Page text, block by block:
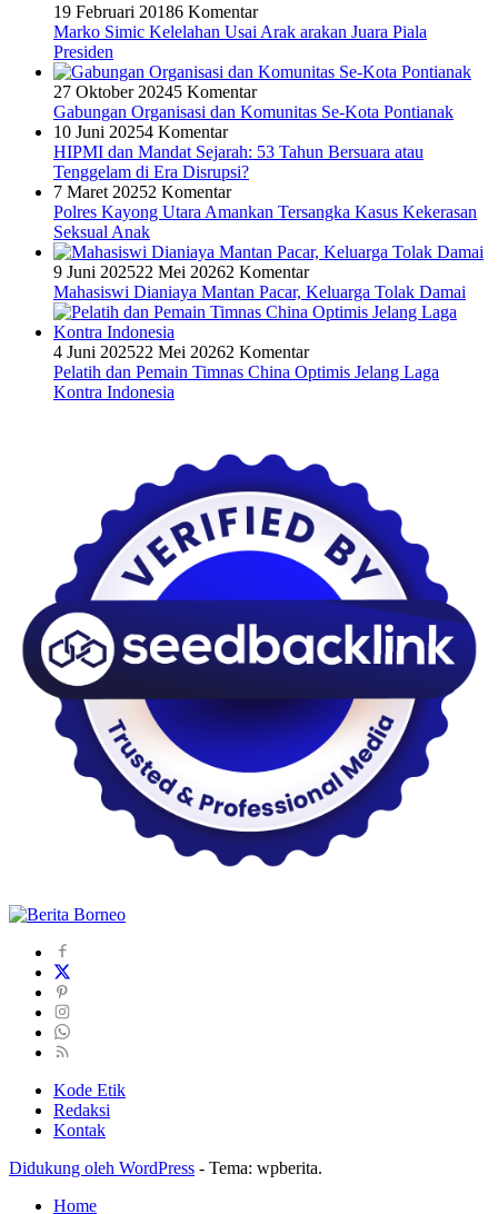
19 Februari 20186 Komentar
Marko Simic Kelelahan Usai Arak arakan Juara Piala
Presiden
27 Oktober 20245 Komentar
Gabungan Organisasi dan Komunitas Se-Kota Pontianak
10 Juni 20254 Komentar
HIPMI dan Mandat Sejarah: 53 Tahun Bersuara atau
Tenggelam di Era Disrupsi?
7 Maret 20252 Komentar
Polres Kayong Utara Amankan Tersangka Kasus Kekerasan
Seksual Anak
9 Juni 202522 Mei 20262 Komentar
Mahasiswi Dianiaya Mantan Pacar, Keluarga Tolak Damai
4 Juni 202522 Mei 20262 Komentar
Pelatih dan Pemain Timnas China Optimis Jelang Laga
Kontra Indonesia
Kode Etik
Redaksi
Kontak
Didukung oleh WordPress - Tema: wpberita.
Home